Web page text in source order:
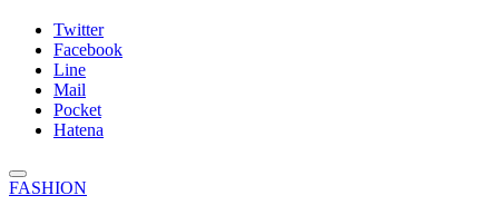
Twitter
Facebook
Line
Mail
Pocket
Hatena
FASHION